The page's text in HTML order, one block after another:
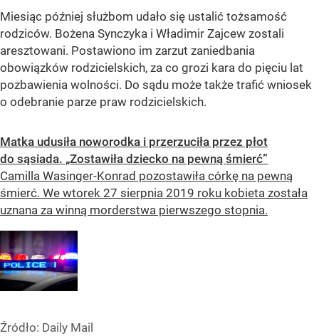
Miesiąc później służbom udało się ustalić tożsamość
rodziców. Bożena Synczyka i Władimir Zajcew zostali
aresztowani. Postawiono im zarzut zaniedbania
obowiązków rodzicielskich, za co grozi kara do pięciu lat
pozbawienia wolności. Do sądu może także trafić wniosek
o odebranie parze praw rodzicielskich.
Matka udusiła noworodka i przerzuciła przez płot
do sąsiada. „Zostawiła dziecko na pewną śmierć”
Camilla Wasinger-Konrad pozostawiła córkę na pewną
śmierć. We wtorek 27 sierpnia 2019 roku kobieta została
uznana za winną morderstwa pierwszego stopnia.
Źródło: Daily Mail